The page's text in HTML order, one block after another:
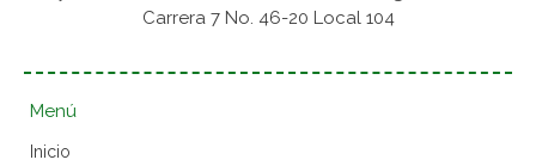
Carrera 7 No. 46-20 Local 104
Menú
Inicio